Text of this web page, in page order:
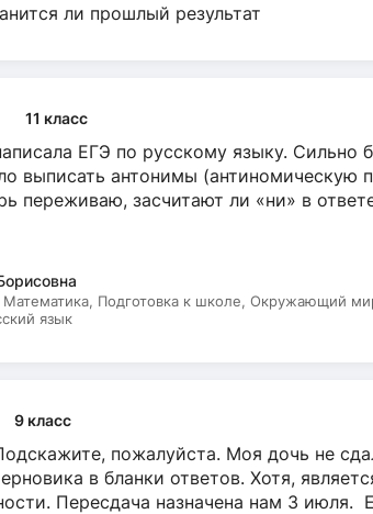
ли прошлый результат
11 класс
ЕГЭ по русскому языку. Сильно
выписать антонимы (антиномическую
переживаю, засчитают ли «ни» в
Математика, Подготовка к школе, Окружающий
язык
9 класс
пожалуйста. Моя дочь не
в бланки ответов. Хотя,
Пересдача назначена нам 3 июля.